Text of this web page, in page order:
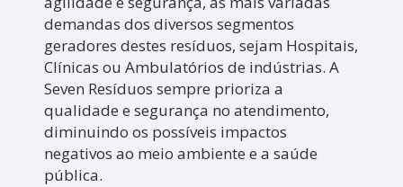
demandas dos diversos segmentos
geradores destes resíduos, sejam Hospitais,
Clínicas ou Ambulatórios de indústrias. A
Seven Resíduos sempre prioriza a
qualidade e segurança no atendimento,
diminuindo os possíveis impactos
negativos ao meio ambiente e a saúde
pública.